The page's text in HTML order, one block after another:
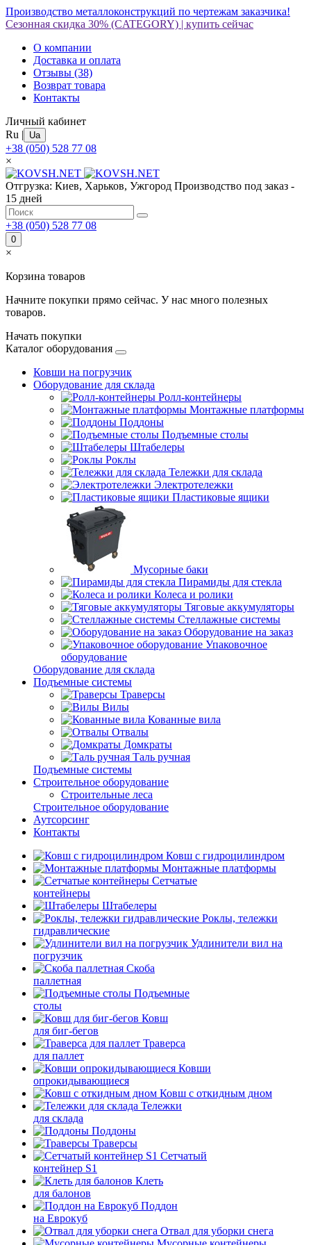
Производство металлоконструкций по чертежам заказчика!
Сезонная скидка 30% (CATEGORY) | купить сейчас
О компании
Доставка и оплата
Отзывы (38)
Возврат товара
Контакты
Личный кабинет
Ru | Ua
+38 (050) 528 77 08
×
Отгрузка: Киев, Харьков, Ужгород Производство под заказ -
15 дней
+38 (050) 528 77 08
0
×
Корзина товаров
Начните покупки прямо сейчас. У нас много полезных
товаров.
Начать покупки
Каталог оборудования
Ковши на погрузчик
Оборудование для склада
Ролл-контейнеры
Монтажные платформы
Поддоны
Подъемные столы
Штабелеры
Роклы
Тележки для склада
Электротележки
Пластиковые ящики
Мусорные баки
Пирамиды для стекла
Колеса и ролики
Тяговые аккумуляторы
Стеллажные системы
Оборудование на заказ
Упаковочное
оборудование
Оборудование для склада
Подъемные системы
Траверсы
Вилы
Кованные вила
Отвалы
Домкраты
Таль ручная
Подъемные системы
Строительное оборудование
Строительные леса
Строительное оборудование
Аутсорсинг
Контакты
Ковш с гидроцилиндром
Монтажные платформы
Сетчатые
контейнеры
Штабелеры
Роклы, тележки
гидравлические
Удлинители вил на
погрузчик
Скоба
паллетная
Подъемные
столы
Ковш
для биг-бегов
Траверса
для паллет
Ковши
опрокидывающиеся
Ковш с откидным дном
Тележки
для склада
Поддоны
Траверсы
Сетчатый
контейнер S1
Клеть
для балонов
Поддон
на Еврокуб
Отвал для уборки снега